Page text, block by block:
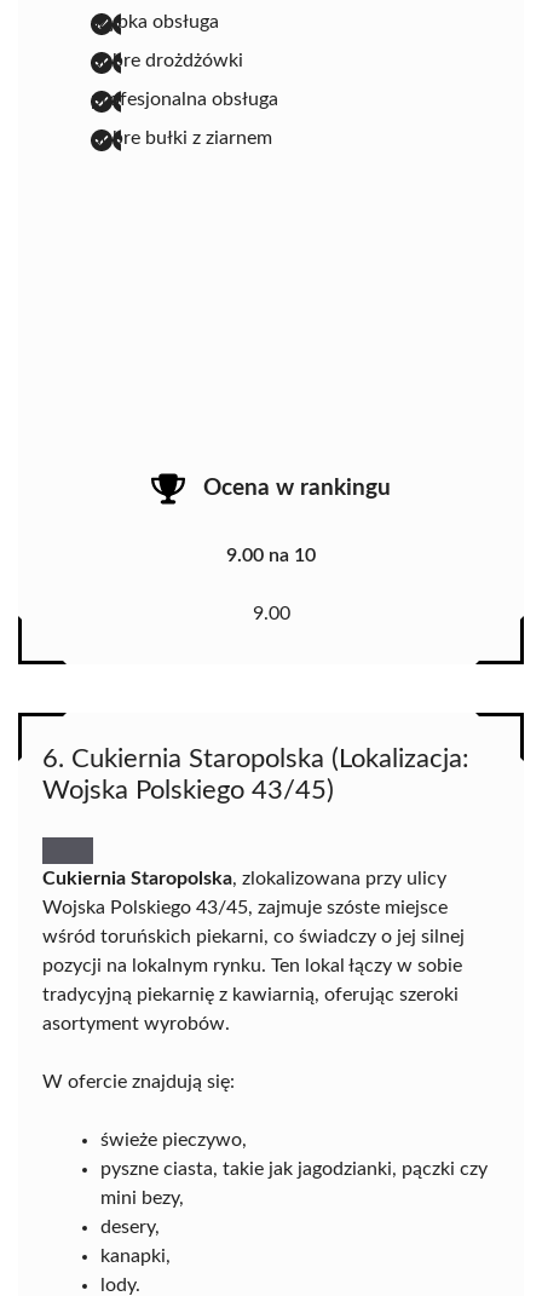
szybka obsługa
dobre drożdżówki
profesjonalna obsługa
dobre bułki z ziarnem
Ocena w rankingu
9.00 na 10
9.00
6. Cukiernia Staropolska (Lokalizacja:
Wojska Polskiego 43/45)
Cukiernia Staropolska, zlokalizowana przy ulicy
Wojska Polskiego 43/45, zajmuje szóste miejsce
wśród toruńskich piekarni, co świadczy o jej silnej
pozycji na lokalnym rynku. Ten lokal łączy w sobie
tradycyjną piekarnię z kawiarnią, oferując szeroki
asortyment wyrobów.
W ofercie znajdują się:
świeże pieczywo,
pyszne ciasta, takie jak jagodzianki, pączki czy
mini bezy,
desery,
kanapki,
lody.